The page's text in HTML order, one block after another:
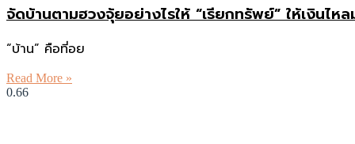
จัดบ้านตามฮวงจุ้ยอย่างไรให้ “เรียกทรัพย์” ให้เงินไห
“บ้าน” คือที่อย
Read More »